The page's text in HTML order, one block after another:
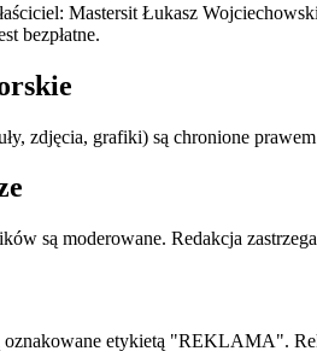
Mastersit Łukasz Wojciechowski
bezpłatne.
zdjęcia, grafiki) są chronione
są moderowane. Redakcja
oznakowane etykietą "REKLAMA".